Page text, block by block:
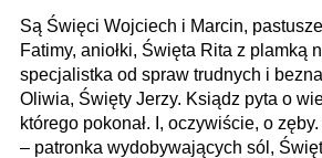
Są Święci Wojciech i Marcin,
Fatimy, aniołki, Święta Rita z plamką
specjalistka od spraw trudnych i
Oliwia, Święty Jerzy. Ksiądz pyta o
którego pokonał. I, oczywiście, o
– patronka wydobywających sól,